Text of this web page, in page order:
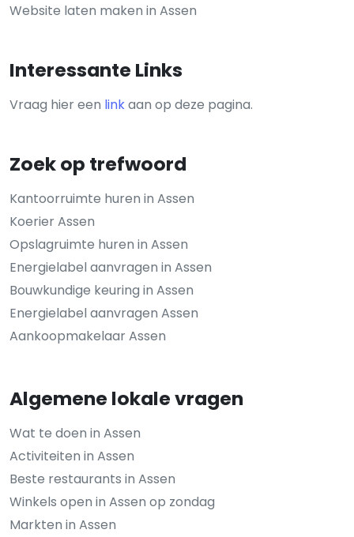
Website laten maken in Assen
Interessante Links
Vraag hier een linkaan op deze pagina.
Zoek op trefwoord
Kantoorruimte huren in Assen
Koerier Assen
Opslagruimte huren in Assen
Energielabel aanvragen in Assen
Bouwkundige keuring in Assen
Energielabel aanvragen Assen
Aankoopmakelaar Assen
Algemene lokale vragen
Wat te doen in Assen
Activiteiten in Assen
Beste restaurants in Assen
Winkels open in Assen op zondag
Markten in Assen